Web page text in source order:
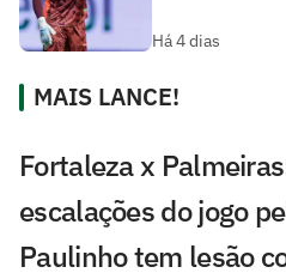
Há 4 dias
MAIS LANCE!
Fortaleza x
escalações do jogo
Paulinho tem lesão